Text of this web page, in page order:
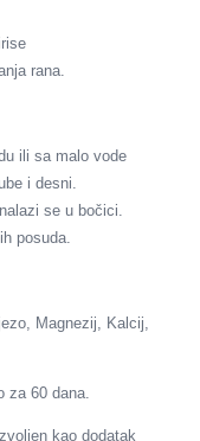
rana.
ili sa malo vode
i desni.
se u bočici.
posuda.
Magnezij, Kalcij,
za 60 dana.
kao dodatak